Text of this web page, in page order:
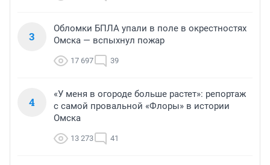
3
Обломки БПЛА упали в поле в окрестностях
Омска — вспыхнул пожар
17 697 39
4
«У меня в огороде больше растет»: репортаж
с самой провальной «Флоры» в истории
Омска
13 273 41